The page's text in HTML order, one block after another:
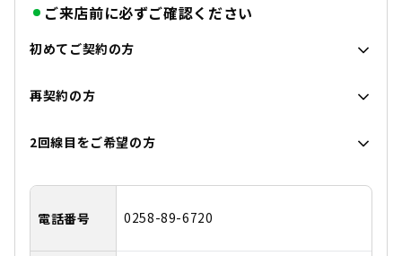
ご来店前に必ずご確認ください
初めてご契約の方
再契約の方
2回線目をご希望の方
電話番号 0258-89-6720